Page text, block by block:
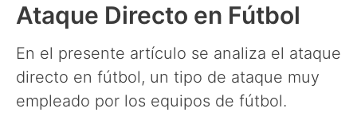
Ataque Directo en Fútbol
En el presente artículo se analiza el ataque
directo en fútbol, un tipo de ataque muy
empleado por los equipos de fútbol.